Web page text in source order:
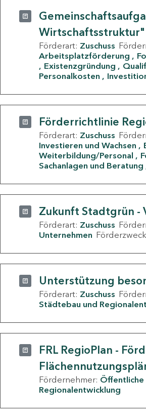
Wirtschaftsstruktur"
Förderart: Zuschuss
Arbeitsplatzförderung
Existenzgründung
Personalkosten
Förderrichtlinie
Förderart: Zuschuss
Investieren und Wachsen
Weiterbildung/Personal
Sachanlagen und Beratung
Zukunft Stadtgrün -
Förderart: Zuschuss
Unternehmen
Unterstützung
Förderart: Zuschuss
Städtebau und
FRL RegioPlan -
Fördernehmer: Öffentliche
Regionalentwicklung